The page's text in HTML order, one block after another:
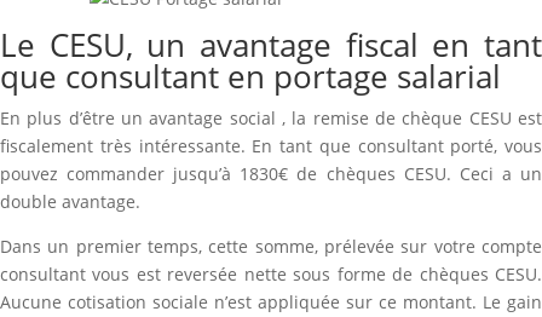
Le CESU, un avantage fiscal en tant
que consultant en portage salarial
En plus d’être un avantage social , la remise de chèque CESU est
fiscalement très intéressante. En tant que consultant porté, vous
pouvez commander jusqu’à 1830€ de chèques CESU. Ceci a un
double avantage.
Dans un premier temps, cette somme, prélevée sur votre compte
consultant vous est reversée nette sous forme de chèques CESU.
Aucune cotisation sociale n’est appliquée sur ce montant. Le gain